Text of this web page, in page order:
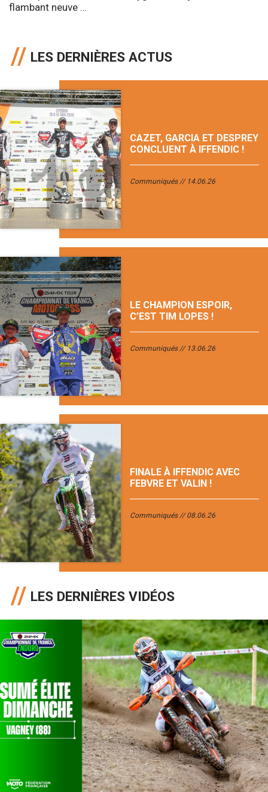
flambant neuve …
LES DERNIÈRES ACTUS
CAZET, GARCIA ET DESPREY
CONCLUENT À IFFENDIC !
Communiqués 14.06.26
LE CHAMPION ESPOIR,
C’EST TIM LOPES !
Communiqués 13.06.26
FINALE À IFFENDIC AVEC
FEBVRE ET VALIN !
Communiqués 08.06.26
LES DERNIÈRES VIDÉOS